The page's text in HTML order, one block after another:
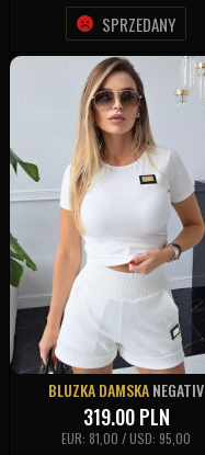
SPRZEDANY
BLUZKA DAMSKANEGATIV
319.00PLN
EUR: 81,00 / USD: 95,00